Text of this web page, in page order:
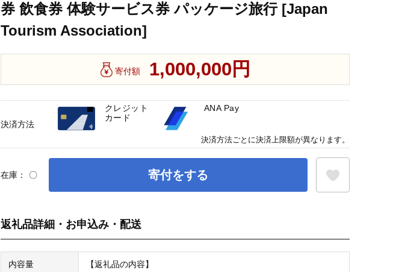
券 飲食券 体験サービス券 パッケージ旅行 [Japan
Tourism Association]
寄付額 1,000,000円
在庫： 〇 寄付をする
返礼品詳細・お申込み・配送
内容量
【返礼品の内容】
決済方法
クレジット
カード
ANA Pay
決済方法ごとに決済上限額が異なります。